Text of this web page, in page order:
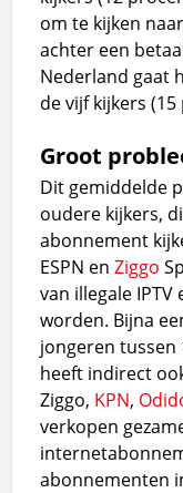
om te kijken
achter een
Nederland gaat
de vijf kijkers
Groot
Dit gemiddelde
oudere kijkers,
abonnement
ESPN enZiggo
van illegale
worden. Bijna
jongeren tussen
heeft indirect
Ziggo, KPN,
verkopen
abonnementen